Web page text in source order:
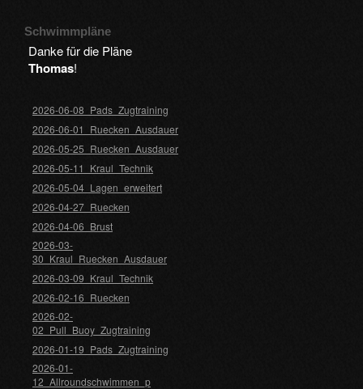
Schwimmpläne
Danke für die Pläne
Thomas!
2026-06-08_Pads_Zugtraining
2026-06-01_Ruecken_Ausdauer
2026-05-25_Ruecken_Ausdauer
2026-05-11_Kraul_Technik
2026-05-04_Lagen_erweitert
2026-04-27_Ruecken
2026-04-06_Brust
2026-03-
30_Kraul_Ruecken_Ausdauer
2026-03-09_Kraul_Technik
2026-02-16_Ruecken
2026-02-
02_Pull_Buoy_Zugtraining
2026-01-19_Pads_Zugtraining
2026-01-
12_Allroundschwimmen_p